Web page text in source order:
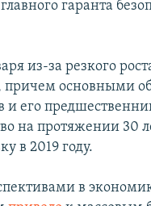
гаранта
из-за резкого
причем основными
и его
на протяжении 30
в 2019 году.
в